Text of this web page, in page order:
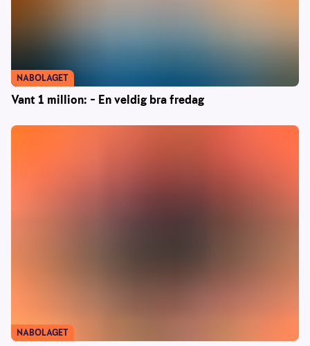
Vant 1 million: – En veldig bra fredag
NABOLAGET
NABOLAGET